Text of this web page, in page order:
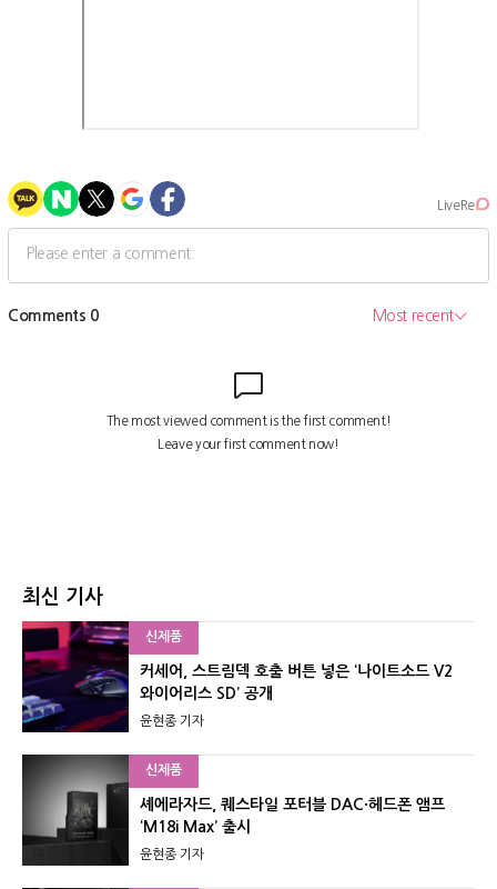
최신 기사
신제품
커세어, 스트림덱 호출 버튼 넣은 ‘나이트소드 V2
와이어리스 SD’ 공개
윤현종 기자
신제품
셰에라자드, 퀘스타일 포터블 DAC·헤드폰 앰프
‘M18i Max’ 출시
윤현종 기자